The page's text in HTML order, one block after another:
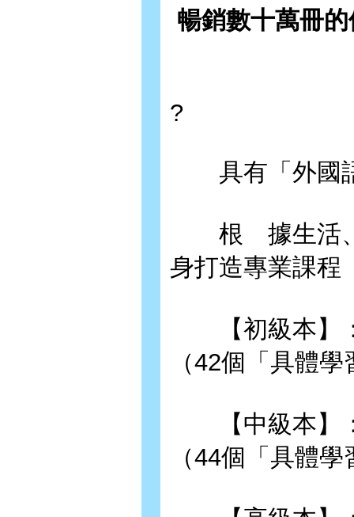
暢銷數十萬冊
?
具有「外國語
根 據生活、
身打造專業課程
【初級本】：
（42個「具體
【中級本】：
（44個「具體